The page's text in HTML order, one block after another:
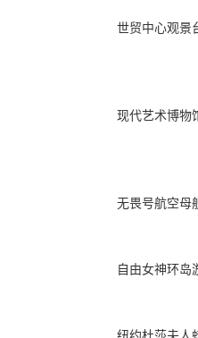
世贸中心观景
现代艺术博物
无畏号航空母
自由女神环岛